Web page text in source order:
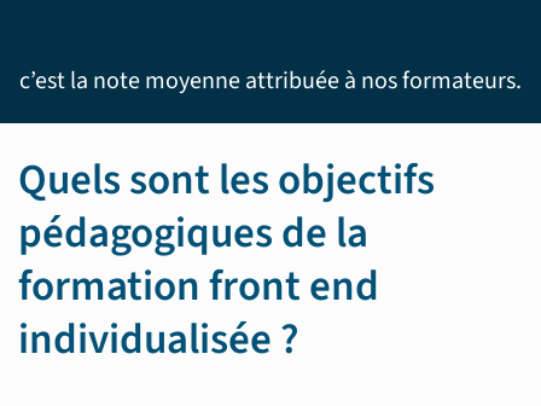
c’est la note moyenne attribuée à nos formateurs.
Quels sont les objectifs
pédagogiques de la
formation front end
individualisée ?